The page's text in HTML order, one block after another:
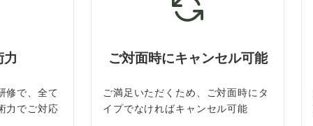
力
修で、全て
力でご対応
ご対面時にキャンセル可能
ご満足いただくため、ご対面時にタ
イプでなければキャンセル可能